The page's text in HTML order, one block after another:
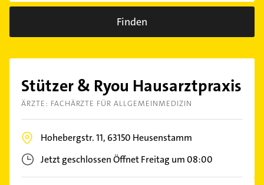
Finden
Stützer & Ryou Hausarztpraxis
ÄRZTE: FACHÄRZTE FÜR ALLGEMEINMEDIZIN
Hohebergstr. 11, 63150 Heusenstamm
Jetzt geschlossenÖffnet Freitag um 08:00